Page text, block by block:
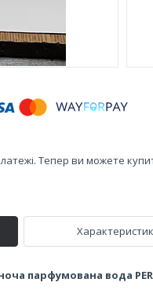
Тепер ви можете
парфумована вода